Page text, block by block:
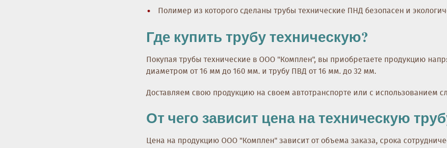
Полимер из которого сделаны трубы технические ПНД безопасен и
Где купить трубу техническую?
Покупая трубы технические в ООО "Комплен", вы приобретаете продукцию
диаметром от 16 мм до 160 мм. и трубу ПВД от 16 мм. до 32 мм.
Доставляем свою продукцию на своем автотранспорте или с использованием
От чего зависит цена на техническую
Цена на продукцию ООО "Комплен" зависит от объема заказа, срока